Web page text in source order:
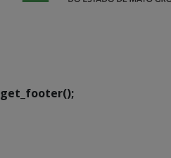
get_footer();